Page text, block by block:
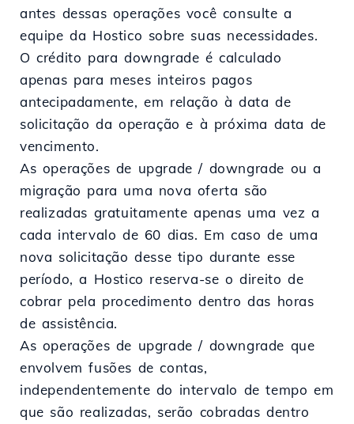
antes dessas operações você consulte a
equipe da Hostico sobre suas necessidades.
O crédito para downgrade é calculado
apenas para meses inteiros pagos
antecipadamente, em relação à data de
solicitação da operação e à próxima data de
vencimento.
As operações de upgrade / downgrade ou a
migração para uma nova oferta são
realizadas gratuitamente apenas uma vez a
cada intervalo de 60 dias. Em caso de uma
nova solicitação desse tipo durante esse
período, a Hostico reserva-se o direito de
cobrar pela procedimento dentro das horas
de assistência.
As operações de upgrade / downgrade que
envolvem fusões de contas,
independentemente do intervalo de tempo em
que são realizadas, serão cobradas dentro